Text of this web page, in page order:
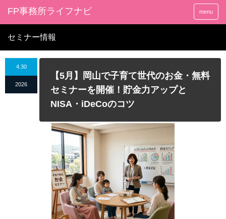
FP事務所ライフナビ menu
セミナー情報
4.30
2026
【5月】岡山で子育て世代のお金・無料
セミナーを開催！貯金力アップと
NISA・iDeCoのコツ